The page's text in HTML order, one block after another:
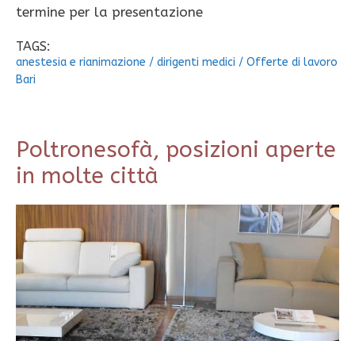
termine per la presentazione
TAGS:
anestesia e rianimazione / dirigenti medici / Offerte di lavoro
Bari
Poltronesofà, posizioni aperte
in molte città